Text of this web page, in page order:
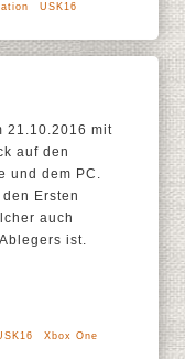
USK16
21.10.2016 mit
auf den
und dem PC.
Ersten
auch
ist.
Xbox One